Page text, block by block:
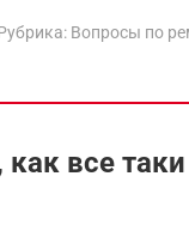
Вопросы по
все